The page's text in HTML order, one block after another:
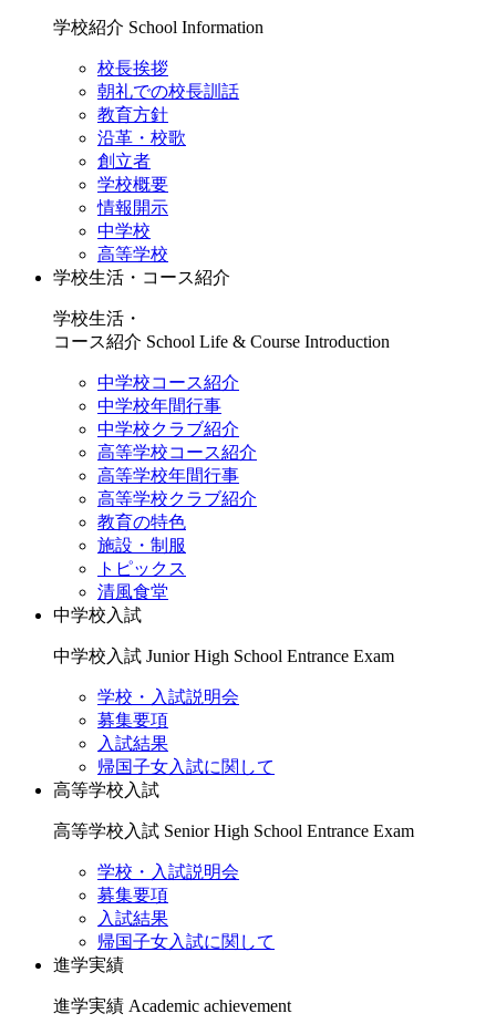
学校紹介 School Information
校長挨拶
朝礼での校長訓話
教育方針
沿革・校歌
創立者
学校概要
情報開示
中学校
高等学校
学校生活・コース紹介
学校生活・
コース紹介 School Life & Course Introduction
中学校コース紹介
中学校年間行事
中学校クラブ紹介
高等学校コース紹介
高等学校年間行事
高等学校クラブ紹介
教育の特色
施設・制服
トピックス
清風食堂
中学校入試
中学校入試 Junior High School Entrance Exam
学校・入試説明会
募集要項
入試結果
帰国子女入試に関して
高等学校入試
高等学校入試 Senior High School Entrance Exam
学校・入試説明会
募集要項
入試結果
帰国子女入試に関して
進学実績
進学実績 Academic achievement